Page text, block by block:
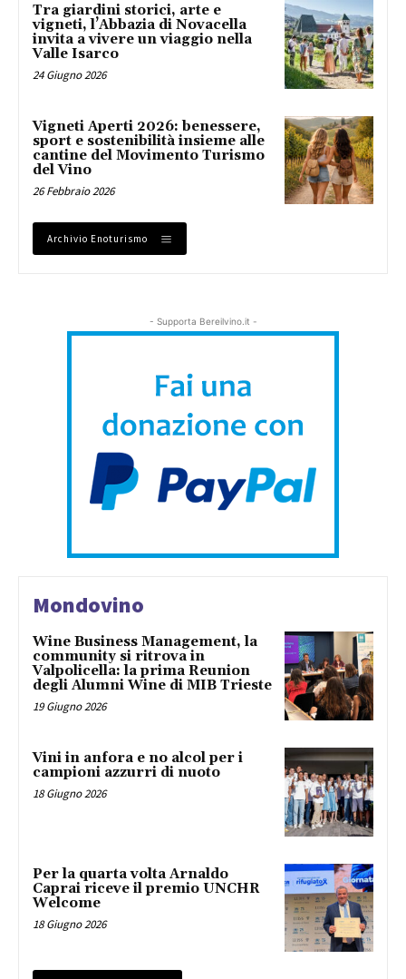
Tra giardini storici, arte e
vigneti, l’Abbazia di Novacella
invita a vivere un viaggio nella
Valle Isarco
24 Giugno 2026
Vigneti Aperti 2026: benessere,
sport e sostenibilità insieme alle
cantine del Movimento Turismo
del Vino
26 Febbraio 2026
Archivio Enoturismo
- Supporta Bereilvino.it -
Mondovino
Wine Business Management, la
community si ritrova in
Valpolicella: la prima Reunion
degli Alumni Wine di MIB Trieste
19 Giugno 2026
Vini in anfora e no alcol per i
campioni azzurri di nuoto
18 Giugno 2026
Per la quarta volta Arnaldo
Caprai riceve il premio UNCHR
Welcome
18 Giugno 2026